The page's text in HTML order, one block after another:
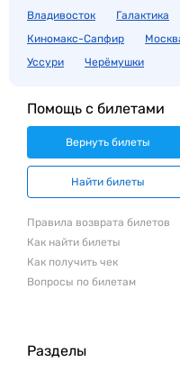
Владивосток Галактика
Киномакс-Сапфир
Уссури
Черёмушки
Помощь с билетами
Вернуть билеты
Найти билеты
Правила возврата билетов
Как найти билеты
Как получить чек
Вопросы по билетам
Разделы